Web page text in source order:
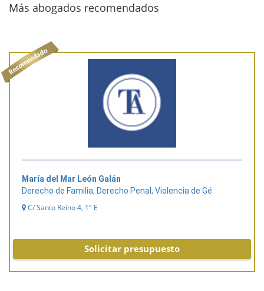
Más abogados recomendados
María del Mar León Galán
Derecho de Familia, Derecho Penal, Violencia de Gé
C/ Santo Reino 4, 1º E
Solicitar presupuesto